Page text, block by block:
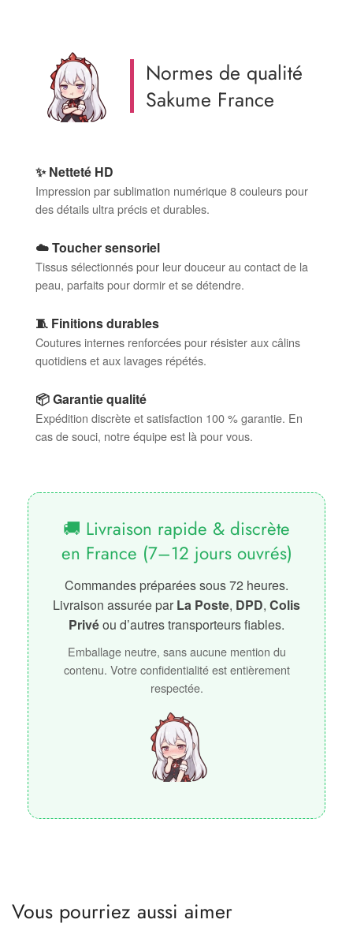
Normes de qualité
Sakume France
✨ Netteté HD
Impression par sublimation numérique 8 couleurs pour
des détails ultra précis et durables.
☁️ Toucher sensoriel
Tissus sélectionnés pour leur douceur au contact de la
peau, parfaits pour dormir et se détendre.
🧵 Finitions durables
Coutures internes renforcées pour résister aux câlins
quotidiens et aux lavages répétés.
📦 Garantie qualité
Expédition discrète et satisfaction 100 % garantie. En
cas de souci, notre équipe est là pour vous.
🚚 Livraison rapide & discrète
en France (7–12 jours ouvrés)
Commandes préparées sous 72 heures.
Livraison assurée par La Poste, DPD, Colis
Privéou d’autres transporteurs fiables.
Emballage neutre, sans aucune mention du
contenu. Votre confidentialité est entièrement
respectée.
Vous pourriez aussi aimer